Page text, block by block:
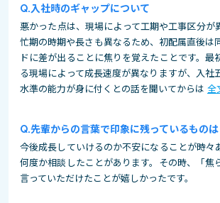
入社時のギャップについて
悪かった点は、現場によって工期や工事区分が
忙期の時期や長さも異なるため、初配属直後は
ドに差が出ることに焦りを覚えたことです。最
る現場によって成長速度が異なりますが、入社
水準の能力が身に付くとの話を聞いてからは 全
先輩からの言葉で印象に残っているものは
今後成長していけるのか不安になることが時々
何度か相談したことがあります。その時、「焦
言っていただけたことが嬉しかったです。